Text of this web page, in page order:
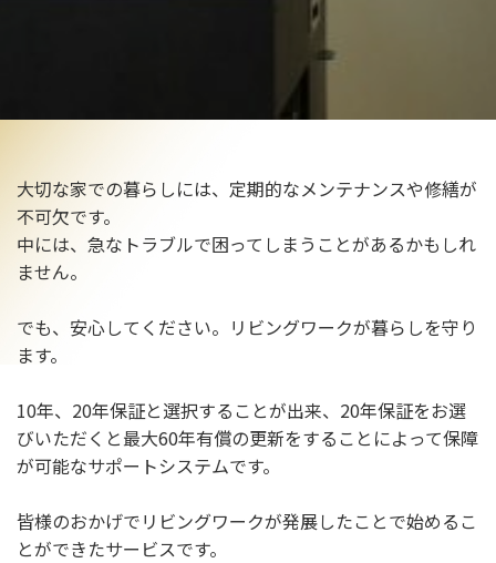
大切な家での暮らしには、定期的なメンテナンスや修繕が
不可欠です。
中には、急なトラブルで困ってしまうことがあるかもしれ
ません。
でも、安心してください。リビングワークが暮らしを守り
ます。
10年、20年保証と選択することが出来、20年保証をお選
びいただくと最大60年有償の更新をすることによって保障
が可能なサポートシステムです。
皆様のおかげでリビングワークが発展したことで始めるこ
とができたサービスです。